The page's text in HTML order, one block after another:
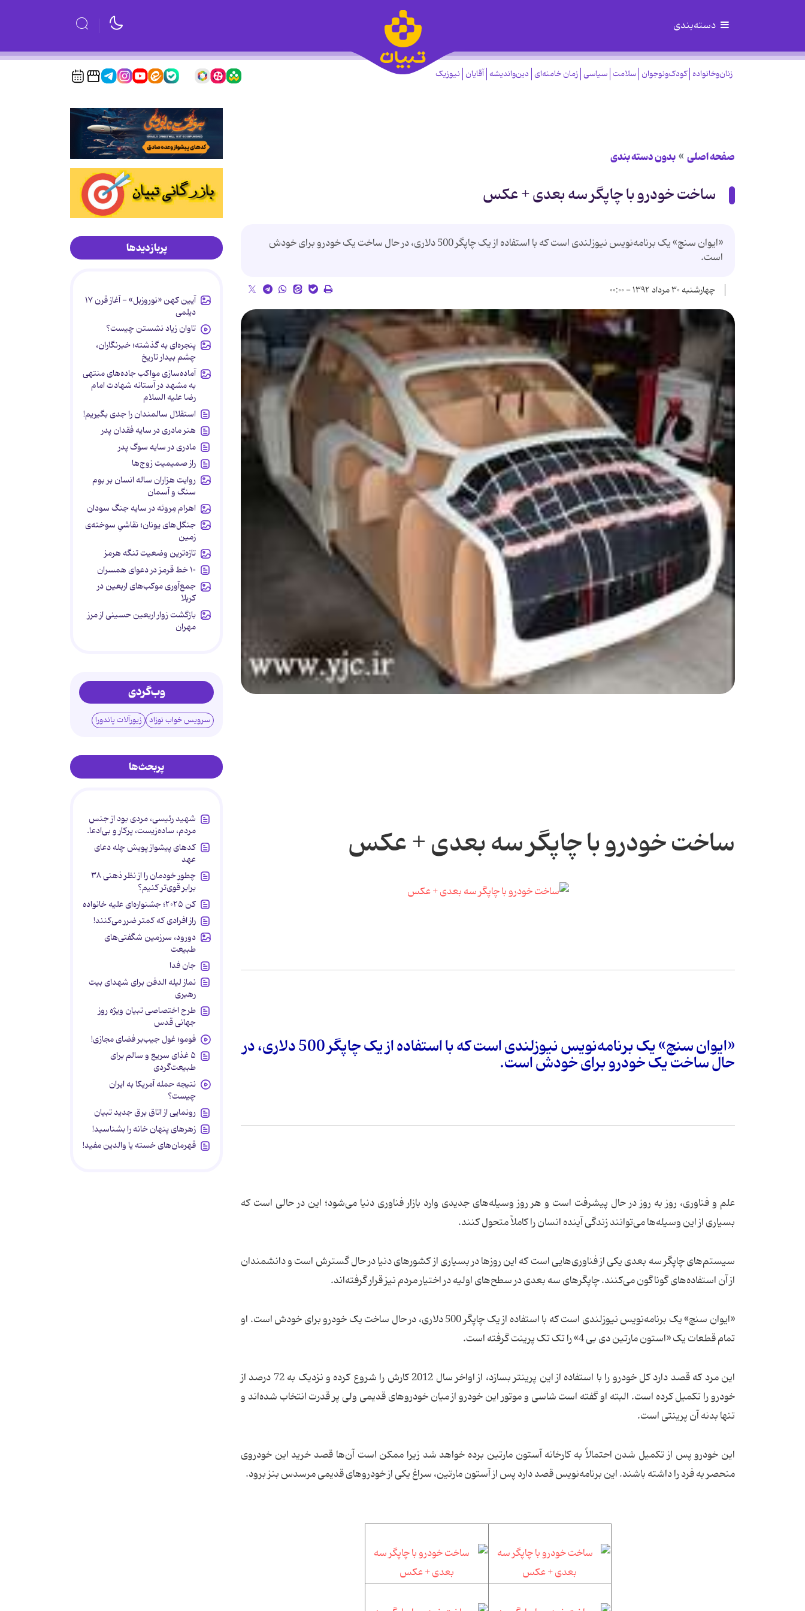
دسته‌بندی
زنان‌وخانواده کودک‌ونوجوان سلامت سیاسی زمان خامنه‌ای دین‌واندیشه آقایان نیوزیک
صفحه اصلی بدون دسته بندی
ساخت خودرو با چاپگر سه بعدی + عكس
«ایوان سنچ» یک برنامه‌نویس نیوزلندی است که با استفاده از یک چاپگر 500 دلاری، در حال ساخت یک خودرو برای خودش
است.
چهارشنبه ۳۰ مرداد ۱۳۹۲ - ۰۰:۰۰
ساخت خودرو با چاپگر سه بعدی + عكس
«ایوان سنچ» یک برنامه‌نویس نیوزلندی است که با استفاده از یک چاپگر 500 دلاری، در
حال ساخت یک خودرو برای خودش است.
علم و فناوری، روز به روز در حال پیشرفت است و هر روز وسیله‌های جدیدی وارد بازار فناوری دنیا می‌شود؛ این در حالی است که
بسیاری از این وسیله‌ها می‌توانند زندگی آینده انسان را کاملاً متحول کنند.
سیستم‌های چاپگر سه بعدی یکی از فناوری‌هایی است که این روزها در بسیاری از کشورهای دنیا در حال گسترش است و دانشمندان
از آن استفاده‌های گوناگون می‌کنند. چاپگرهای سه بعدی در سطح‌های اولیه در اختیار مردم نیز قرار گرفته‌اند.
«ایوان سنچ» یک برنامه‌نویس نیوزلندی است که با استفاده از یک چاپگر 500 دلاری، در حال ساخت یک خودرو برای خودش است. او
تمام قطعات یک «استون مارتین دی بی 4» را تک تک پرینت گرفته است.
این مرد که قصد دارد کل خودرو را با استفاده از این پرینتر بسازد، از اواخر سال 2012 کارش را شروع کرده و نزدیک به 72 درصد از
خودرو را تکمیل کرده است. البته او گفته است شاسی و موتور این خودرو از میان خودروهای قدیمی ولی پر قدرت انتخاب شده‌اند و
تنها بدنه آن پرینتی است.
این خودرو پس از تکمیل شدن احتمالاً به کارخانه آستون مارتین برده خواهد شد زیرا ممکن است آن‌ها قصد خرید این خودروی
منحصر به فرد را داشته باشند. این برنامه‌نویس قصد دارد پس از آستون مارتین، سراغ یکی از خودروهای قدیمی مرسدس بنز برود.
پربازدیدها
آیین کهن «نوروزبل» - آغاز قرن ۱۷
دیلمی
تاوان زیاد نشستن چیست؟
پنجره‌ای به گذشته؛ خبرنگاران،
چشم بیدار تاریخ
آماده‌سازی مواکب جاده‌های منتهی
به مشهد در آستانه شهادت امام
رضا علیه السلام
استقلال سالمندان را جدی بگیریم!
هنر مادری در سایه‌ فقدان پدر
مادری در سایه سوگ پدر
راز صمیمیت زوج‌ها
روایت هزاران ساله انسان بر بوم
سنگ و آسمان
اهرام مِروئه در سایه جنگ سودان
جنگل‌های یونان؛ نقاشیِ سوخته‌ی
زمین
تازه‌ترین وضعیت تنگه هرمز
۱۰ خط قرمز در دعوای همسران
جمع‌آوری موکب‌های اربعین در
کربلا
بازگشت زوار اربعین حسینی از مرز
مهران
وب‌گردی
سرویس خواب نوزاد زیورآلات پاندورا
پربحث‌ها
شهید رئیسی، مردی بود از جنس
مردم، ساده‌زیست، پرکار و بی‌ادعا.
کدهای پیشواز پویش چله دعای
عهد
چطور خودمان را از نظر ذهنی ۳۸
برابر قوی‌تر کنیم؟
کن ۲۰۲۵؛ جشنواره‌ای علیه خانواده
راز افرادی که کمتر ضرر می‌کنند!
دورود، سرزمین شگفتی‌های
طبیعت
جان فدا
نماز لیله الدفن برای شهدای بیت
رهبری
طرح اختصاصی تبیان ویژه روز
جهانی قدس
فومو؛ غول جیب‌بر فضای مجازی!
۵ غذای سریع و سالم برای
طبیعت‌گردی
نتیجه حمله آمریکا به ایران
چیست؟
رونمایی از اتاق برق جدید تبیان
زهرهای پنهان خانه را بشناسید!
قهرمان‌های خسته یا والدین مفید!